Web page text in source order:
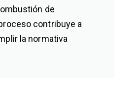
de
contribuye a
la normativa